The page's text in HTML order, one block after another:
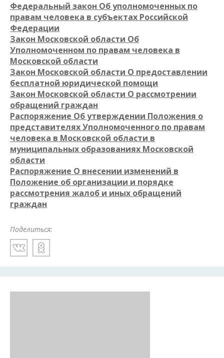
Федеральный закон Об уполномоченных по
правам человека в субъектах Российской
Федерации
Закон Московской области Об
Уполномоченном по правам человека в
Московской области
Закон Московской области О предоставлении
бесплатной юридической помощи
Закон Московской области О рассмотрении
обращений граждан
Распоряжение Об утверждении Положения о
представителях Уполномоченного по правам
человека в Московской области в
муниципальных образованиях Московской
области
Распоряжение О внесении изменений в
Положение об организации и порядке
рассмотрения жалоб и иных обращений
граждан
Поделиться: